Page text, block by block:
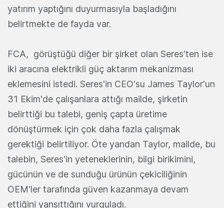
yatırım yaptığını duyurmasıyla başladığını
belirtmekte de fayda var.
FCA, görüştüğü diğer bir şirket olan Seres'ten ise
iki aracına elektrikli güç aktarım mekanizması
eklemesini istedi. Seres'in CEO'su James Taylor'un
31 Ekim'de çalışanlara attığı mailde, şirketin
belirttiği bu talebi, geniş çapta üretime
dönüştürmek için çok daha fazla çalışmak
gerektiği belirtiliyor. Öte yandan Taylor, mailde, bu
talebin, Seres'in yeteneklerinin, bilgi birikimini,
gücünün ve de sunduğu ürünün çekiciliğinin
OEM'ler tarafında güven kazanmaya devam
ettiğini yansıttığını vurguladı.